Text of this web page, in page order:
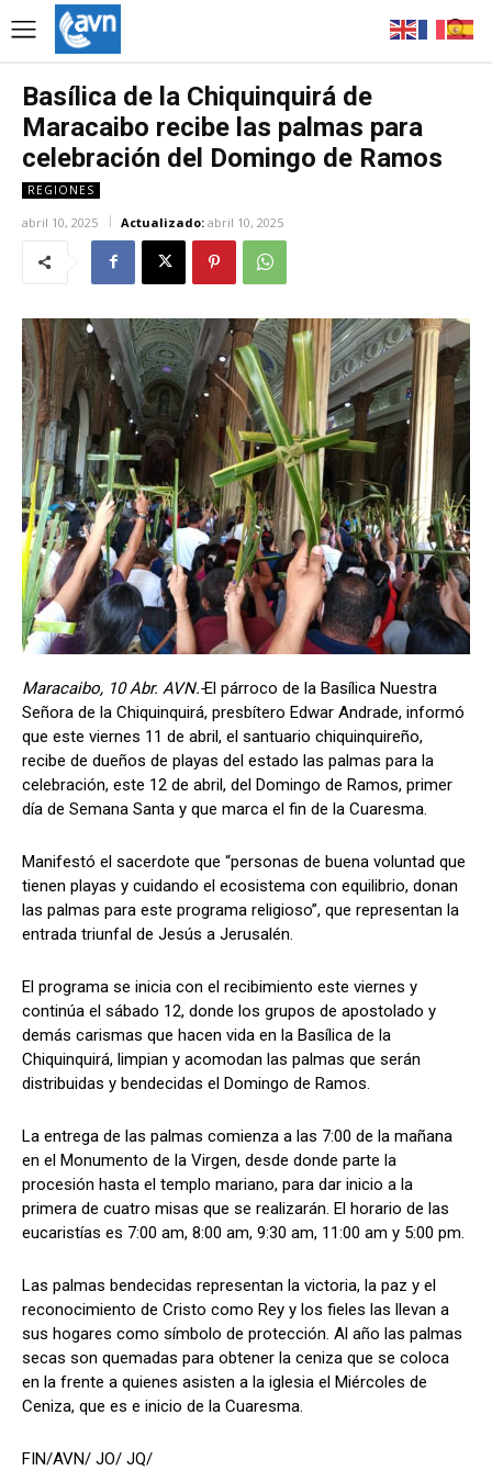
Basílica de la Chiquinquirá de
Maracaibo recibe las palmas para
celebración del Domingo de Ramos
REGIONES
abril 10, 2025 Actualizado: abril 10, 2025
Maracaibo, 10 Abr. AVN.-El párroco de la Basílica Nuestra
Señora de la Chiquinquirá, presbítero Edwar Andrade, informó
que este viernes 11 de abril, el santuario chiquinquireño,
recibe de dueños de playas del estado las palmas para la
celebración, este 12 de abril, del Domingo de Ramos, primer
día de Semana Santa y que marca el fin de la Cuaresma.
Manifestó el sacerdote que “personas de buena voluntad que
tienen playas y cuidando el ecosistema con equilibrio, donan
las palmas para este programa religioso”, que representan la
entrada triunfal de Jesús a Jerusalén.
El programa se inicia con el recibimiento este viernes y
continúa el sábado 12, donde los grupos de apostolado y
demás carismas que hacen vida en la Basílica de la
Chiquinquirá, limpian y acomodan las palmas que serán
distribuidas y bendecidas el Domingo de Ramos.
La entrega de las palmas comienza a las 7:00 de la mañana
en el Monumento de la Virgen, desde donde parte la
procesión hasta el templo mariano, para dar inicio a la
primera de cuatro misas que se realizarán. El horario de las
eucaristías es 7:00 am, 8:00 am, 9:30 am, 11:00 am y 5:00 pm.
Las palmas bendecidas representan la victoria, la paz y el
reconocimiento de Cristo como Rey y los fieles las llevan a
sus hogares como símbolo de protección. Al año las palmas
secas son quemadas para obtener la ceniza que se coloca
en la frente a quienes asisten a la iglesia el Miércoles de
Ceniza, que es e inicio de la Cuaresma.
FIN/AVN/ JO/ JQ/